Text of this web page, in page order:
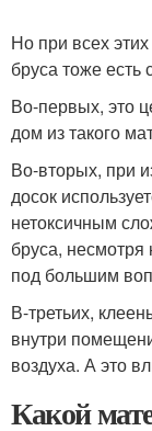
Но при всех
бруса тоже есть
Во-первых, это
дом из такого
Во-вторых, при
досок
нетоксичным
бруса, несмотря
под большим
В-третьих,
внутри
воздуха. А это
Какой